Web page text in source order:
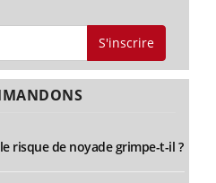
S'inscrire
risque de noyade grimpe-t-il ?